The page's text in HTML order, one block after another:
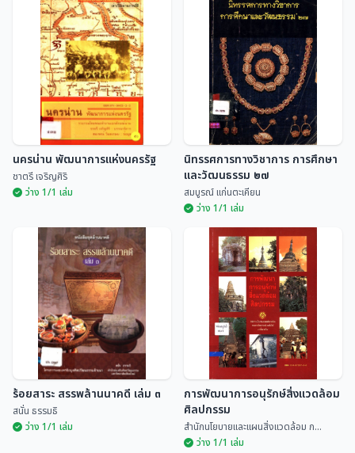
แง่คิดจากวรรณคดีและ
วรรณกรรม
เบญจมาศ พลอินทร์
ประวัติและผลงานบุคลากรผู้มีผล
งานดีเด่นทางด้านวัฒนธรรม
ระดับจังหวัด ประจำปี 2535
ศูนย์ศิลปวัฒนธรรม สถ...
นครน่าน พัฒนาการแห่งนครรัฐ
ชาตรี เจริญศิริ
นครน่าน พัฒนาการแห่งนครรัฐ
ชาตรี เจริญศิริ
ว่าง 1/1 เล่ม
นิทรรศการทางวิชาการ การศึกษา
และวัฒนธรรม ๒๗
สมบูรณ์ แก่นตะเคียน
นิทรรศการทางวิชาการ การศึกษา
และวัฒนธรรม ๒๗
สมบูรณ์ แก่นตะเคียน
ว่าง 1/1 เล่ม
ร้อยสาระ สรรพล้านนาคดี เล่ม ๓
สนั่น ธรรมธิ
ว่าง 1/1 เล่ม
การพัฒนาการอนุรักษ์สิ่งแวดล้อม
ศิลปกรรม
สำนักนโยบายและแผนสิ่งแวดล้อม ก...
ว่าง 1/1 เล่ม